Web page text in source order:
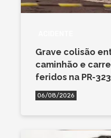
Grave colisão
caminhão e
feridos na PR-323
06/08/2026